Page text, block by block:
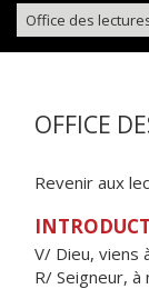
Office des
OFFICE
Revenir aux
V/ Dieu, viens
R/ Seigneur,